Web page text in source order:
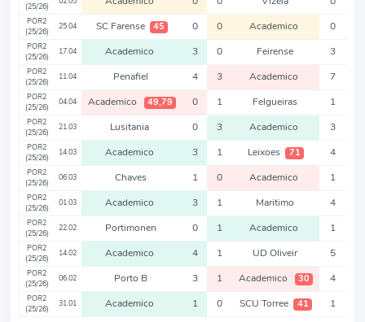
(25/26)
POR2
(25/26)
25.04 SC Farense 45 0 0 Academico 0
POR2
(25/26)
17.04 Academico 3 0 Feirense 3
POR2
(25/26)
11.04 Penafiel 4 3 Academico 7
POR2
(25/26)
04.04 Academico 49,79 0 1 Felgueiras 1
POR2
(25/26)
21.03 Lusitania 0 3 Academico 3
POR2
(25/26)
14.03 Academico 3 1 Leixoes 71 4
POR2
(25/26)
06.03 Chaves 1 0 Academico 1
POR2
(25/26)
01.03 Academico 3 1 Maritimo 4
POR2
(25/26)
22.02 Portimonen 0 1 Academico 1
POR2
(25/26)
14.02 Academico 4 1 UD Oliveir 5
POR2
(25/26)
06.02 Porto B 3 1 Academico 30 4
POR2
(25/26)
31.01 Academico 1 0 SCU Torree 41 1